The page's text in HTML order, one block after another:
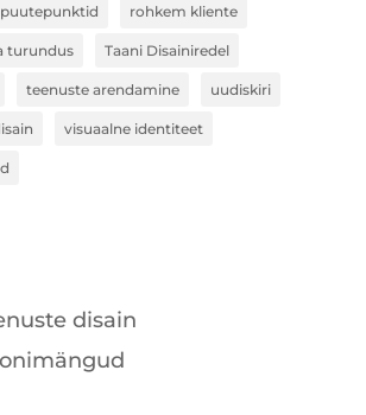
puutepunktid rohkem kliente
turundus Taani Disainiredel
teenuste arendamine uudiskiri
visuaalne identiteet
disain